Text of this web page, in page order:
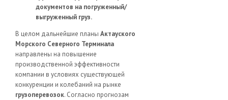
документов на погруженный/
выгруженный груз.
В целом дальнейшие планы Актауского
Морского Северного Терминала
направлены на повышение
производственной эффективности
компании в условиях существующей
конкуренции и колебаний на рынке
грузоперевозок. Согласно прогнозам